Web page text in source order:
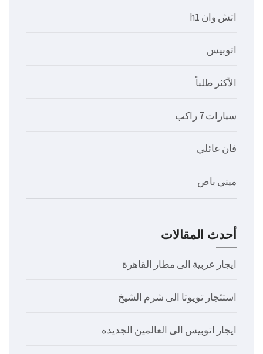
اتش وان h1
اتوبيس
الأكثر طلباً
سيارات 7 راكب
فان عائلي
ميني باص
أحدث المقالات
ايجار عربية الى مطار القاهرة
استئجار تويوتا الى شرم الشيخ
ايجار اتوبيس الى العالمين الجديده